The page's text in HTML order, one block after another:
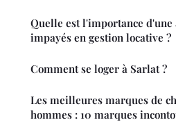
Quelle est l'importance d'une
impayés en gestion locative ?
Comment se loger à Sarlat ?
Les meilleures marques de
hommes : 10 marques